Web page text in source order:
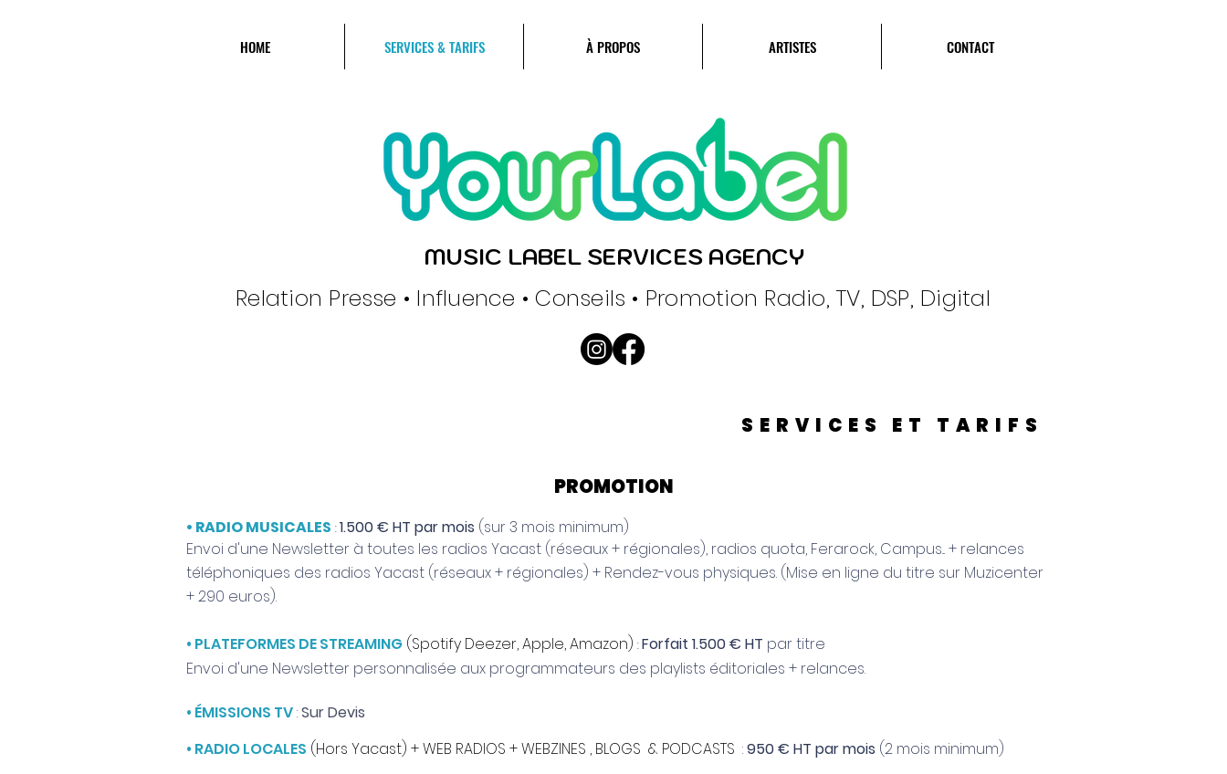
HOME SERVICES & TARIFS À PROPOS ARTISTES CONTACT
MUSIC LABEL SERVICES AGENCY
Relation Presse • Influence • Conseils • Promotion Radio, TV, DSP, Digital
SERVICES ET TARIFS
PROMOTION
• RADIO MUSICALES :1.500 € HT par mois (sur 3 mois minimum)
Envoi d'une Newsletter à toutes les radios Yacast (réseaux + régionales), radios quota, Ferarock, Campus... + relances
téléphoniques des radios Yacast (réseaux + régionales) + Rendez-vous physiques. (Mise en ligne du titre sur Muzicenter
+ 290 euros).
• PLATEFORMES DE STREAMING (Spotify Deezer, Apple, Amazon) :Forfait 1.500 € HT par titre
Envoi d'une Newsletter personnalisée aux programmateurs des playlists éditoriales + relances.
• ÉMISSIONS TV:Sur Devis
• RADIO LOCALES (Hors Yacast) + WEB RADIOS +WEBZINES , BLOGS & PODCASTS :950 € HT par mois (2 mois minimum)